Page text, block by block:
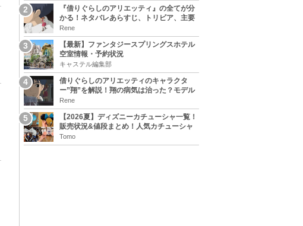
『借りぐらしのアリエッティ』の全てが分
かる！ネタバレあらすじ、トリビア、主要
キャラまとめ！
Rene
【最新】ファンタジースプリングスホテル
空室情報・予約状況
キャステル編集部
借りぐらしのアリエッティのキャラクタ
ー”翔”を解説！翔の病気は治った？モデル
は誰？
Rene
【2026夏】ディズニーカチューシャ一覧！
販売状況&値段まとめ！人気カチューシャ
をチェック
Tomo